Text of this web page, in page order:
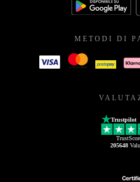
METODI DI
Trustpilot
205648